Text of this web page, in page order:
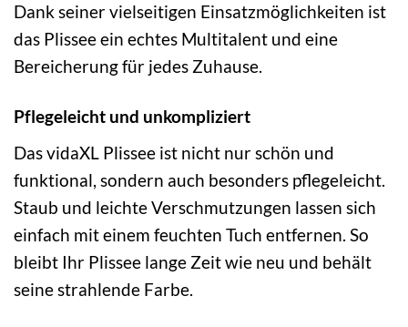
Dank seiner vielseitigen Einsatzmöglichkeiten ist
das Plissee ein echtes Multitalent und eine
Bereicherung für jedes Zuhause.
Pflegeleicht und unkompliziert
Das vidaXL Plissee ist nicht nur schön und
funktional, sondern auch besonders pflegeleicht.
Staub und leichte Verschmutzungen lassen sich
einfach mit einem feuchten Tuch entfernen. So
bleibt Ihr Plissee lange Zeit wie neu und behält
seine strahlende Farbe.